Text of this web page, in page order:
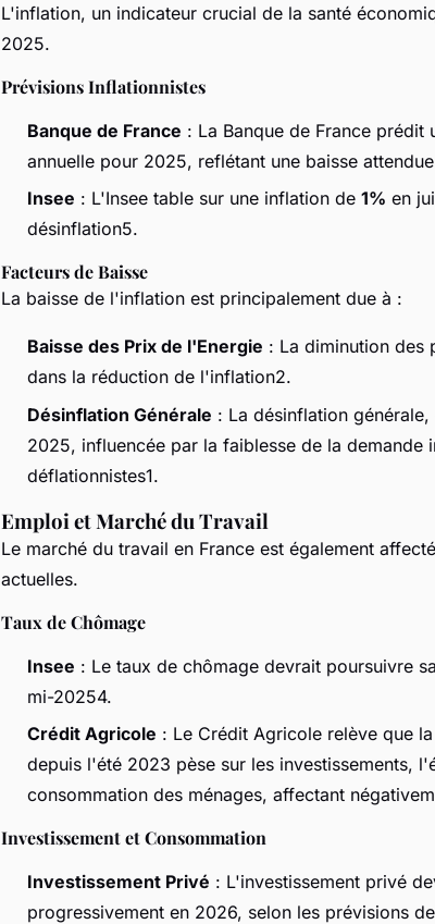
L'inflation, un indicateur crucial de la santé
2025.
Prévisions Inflationnistes
Banque de France : La Banque de France prédit
annuelle pour 2025, reflétant une baisse
Insee : L'Insee table sur une inflation de 1% en
désinflation5.
Facteurs de Baisse
La baisse de l'inflation est principalement due à :
Baisse des Prix de l'Energie : La diminution des
dans la réduction de l'inflation2.
Désinflation Générale : La désinflation
2025, influencée par la faiblesse de la demande
déflationnistes1.
Emploi et Marché du Travail
Le marché du travail en France est également
actuelles.
Taux de Chômage
Insee : Le taux de chômage devrait poursuivre
mi-20254.
Crédit Agricole : Le Crédit Agricole relève que
depuis l'été 2023 pèse sur les investissements,
consommation des ménages, affectant
Investissement et Consommation
Investissement Privé : L'investissement privé
progressivement en 2026, selon les prévisions